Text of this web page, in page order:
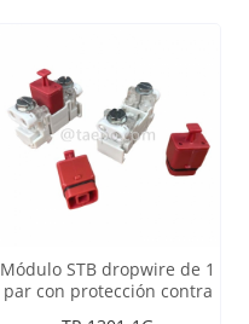
Módulo STB dropwire de 1
par con protección contra